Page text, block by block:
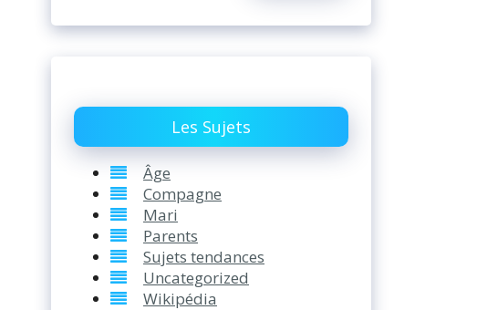
Les Sujets
Âge
Compagne
Mari
Parents
Sujets tendances
Uncategorized
Wikipédia